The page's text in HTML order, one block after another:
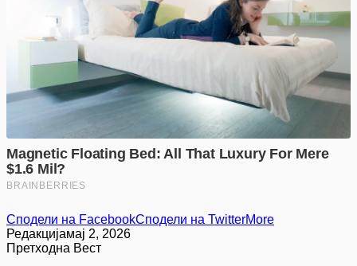
Сподели на FacebookСподели на TwitterMore
Редакцијамај 2, 2026
Претходна Вест